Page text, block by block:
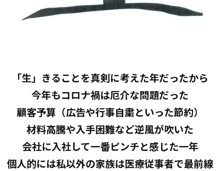
「生」きることを真剣に考えた年だったから
今年もコロナ禍は厄介な問題だった
顧客予算（広告や行事自粛といった節約）
材料高騰や入手困難など逆風が吹いた
会社に入社して一番ピンチと感じた一年
個人的には私以外の家族は医療従事者で最前線